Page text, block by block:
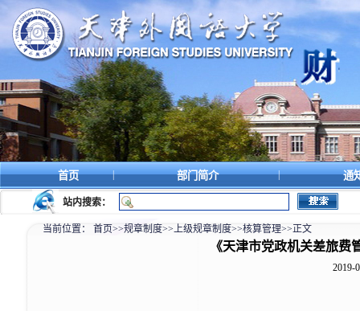
首页 | 部门简介 | 通
站内搜索：
当前位置： 首页>>规章制度>>上级规章制度>>核算管理>>正文
《天津市党政机关差旅费
2019-